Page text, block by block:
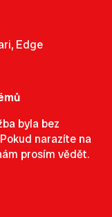
Edge
byla bez
narazíte na
prosím vědět.